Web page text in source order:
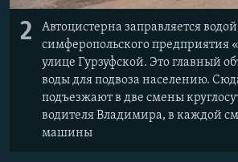
2
Автоцистерна заправляется
симферопольского предприятия
улице Гурзуфской. Это главный
воды для подвоза населению.
подъезжают в две смены
водителя Владимира, в каждой
машины